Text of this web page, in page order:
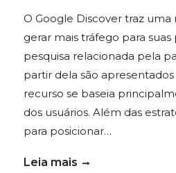
O Google Discover traz
gerar mais tráfego para
pesquisa relacionada pela
partir dela são
recurso se baseia
dos usuários. Além das
para posicionar…
Leia mais